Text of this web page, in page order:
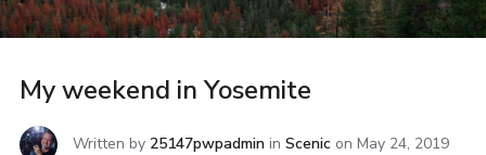
My weekend in Yosemite
Written by 25147pwpadminin Scenicon May 24, 2019